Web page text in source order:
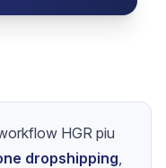
HGR piu
dropshipping